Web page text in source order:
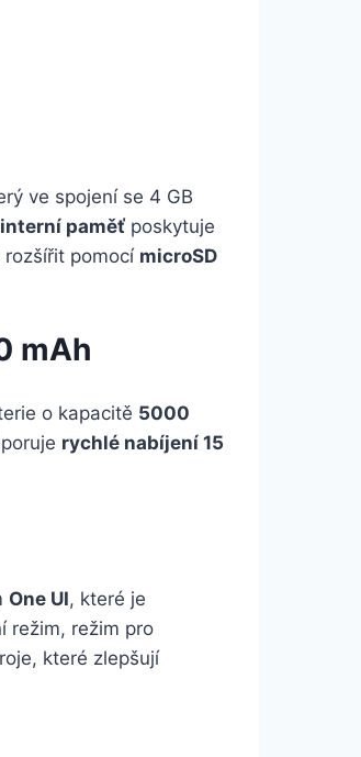
ve spojení se 4 GB
interní paměť poskytuje
pomocí microSD
mAh
o kapacitě 5000
rychlé nabíjení 15
One UI, které je
režim, režim pro
které zlepšují